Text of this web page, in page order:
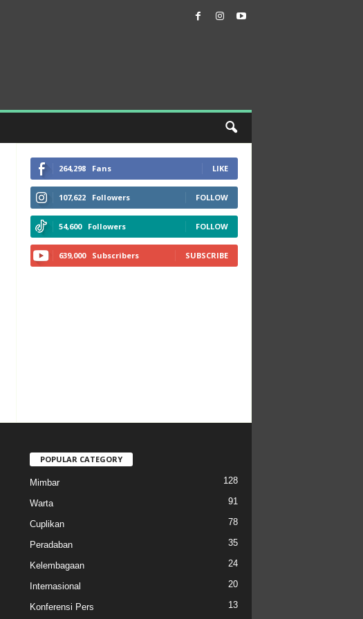
264,298 Fans LIKE
107,622 Followers FOLLOW
54,600 Followers FOLLOW
639,000 Subscribers SUBSCRIBE
POPULAR CATEGORY
Mimbar 128
Warta 91
Cuplikan 78
Peradaban 35
Kelembagaan 24
Internasional 20
Konferensi Pers 13